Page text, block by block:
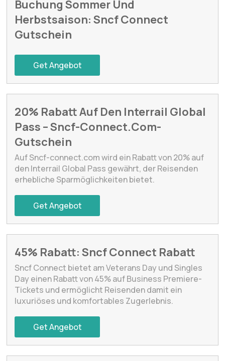
Buchung Sommer Und
Herbstsaison: Sncf Connect
Gutschein
Get Angebot
20% Rabatt Auf Den Interrail Global
Pass – Sncf-Connect.Com-
Gutschein
Auf Sncf-connect.com wird ein Rabatt von 20% auf
den Interrail Global Pass gewährt, der Reisenden
erhebliche Sparmöglichkeiten bietet.
Get Angebot
45% Rabatt: Sncf Connect Rabatt
Sncf Connect bietet am Veterans Day und Singles
Day einen Rabatt von 45% auf Business Premiere-
Tickets und ermöglicht Reisenden damit ein
luxuriöses und komfortables Zugerlebnis.
Get Angebot